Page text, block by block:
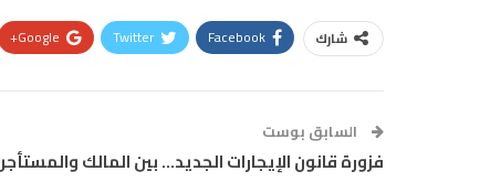
شارك Facebook
Twitter
Google+
السابق بوست
فزورة قانون الإيجارات الجديد… بين المالك والمستأجر